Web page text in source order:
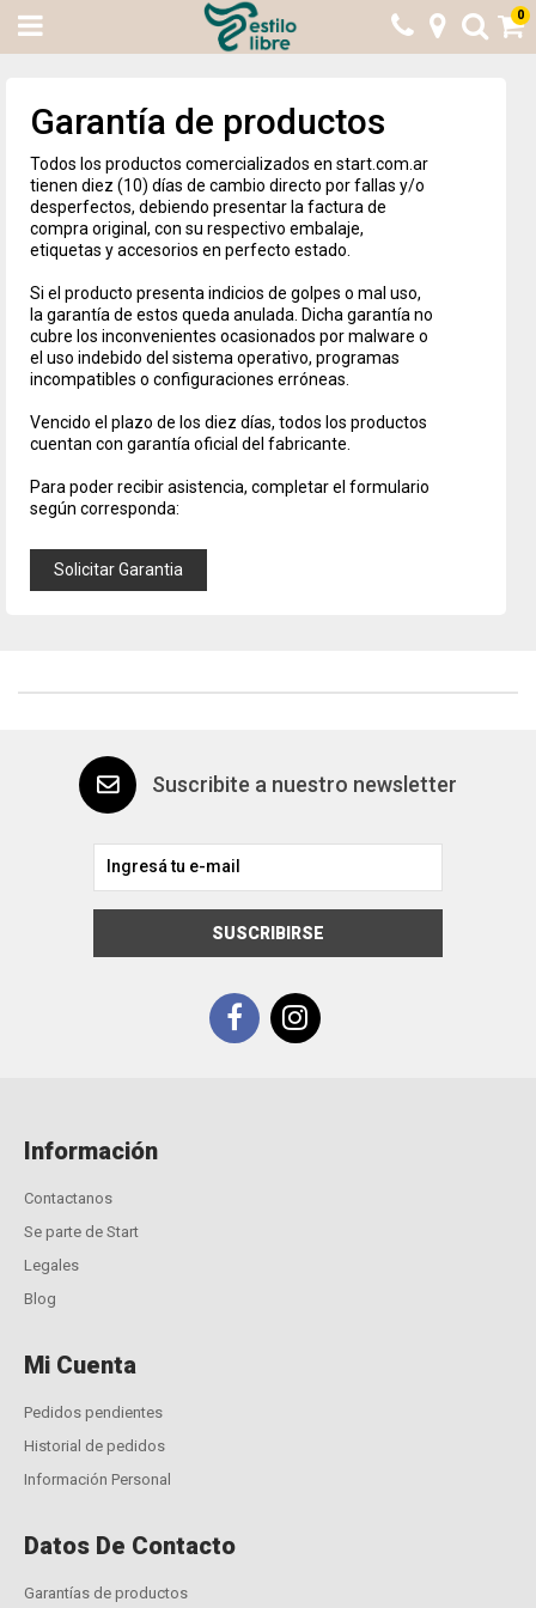
0
Garantía de productos
Todos los productos comercializados en start.com.ar
tienen diez (10) días de cambio directo por fallas y/o
desperfectos, debiendo presentar la factura de
compra original, con su respectivo embalaje,
etiquetas y accesorios en perfecto estado.
Si el producto presenta indicios de golpes o mal uso,
la garantía de estos queda anulada. Dicha garantía no
cubre los inconvenientes ocasionados por malware o
el uso indebido del sistema operativo, programas
incompatibles o configuraciones erróneas.
Vencido el plazo de los diez días, todos los productos
cuentan con garantía oficial del fabricante.
Para poder recibir asistencia, completar el formulario
según corresponda:
Solicitar Garantia
Suscribite a nuestro newsletter
SUSCRIBIRSE
Información
Contactanos
Se parte de Start
Legales
Blog
Mi Cuenta
Pedidos pendientes
Historial de pedidos
Información Personal
Datos De Contacto
Garantías de productos